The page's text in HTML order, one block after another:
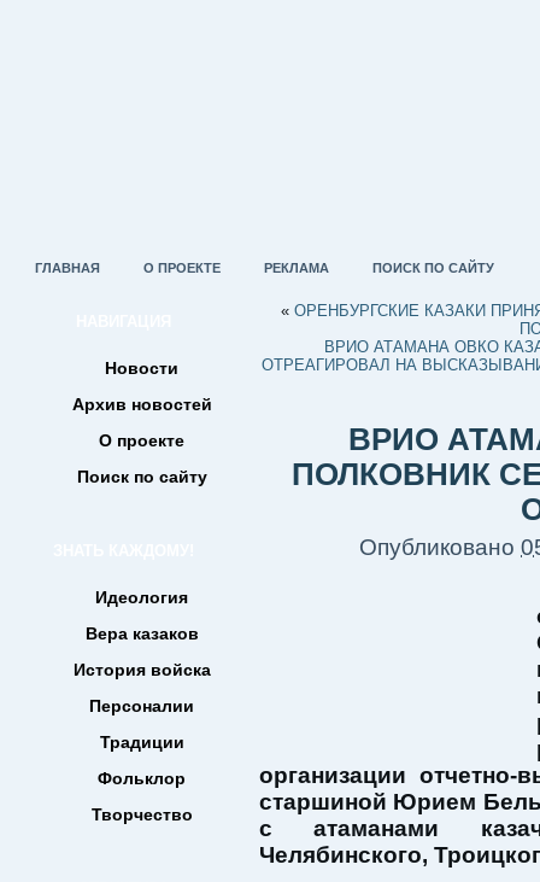
ГЛАВНАЯ О ПРОЕКТЕ РЕКЛАМА ПОИСК ПО САЙТУ
Новости
Архив новостей
О проекте
Поиск по сайту
Идеология
Вера казаков
История войска
Персоналии
Традиции
Фольклор
Творчество
« ОРЕНБУРГСКИЕ КАЗАКИ
ВРИО АТАМАНА ОВКО
ОТРЕАГИРОВАЛ НА
ВРИО
ПОЛКОВНИК
Опубликовано
организации
старшиной Юрием
с атаманами
Челябинского,